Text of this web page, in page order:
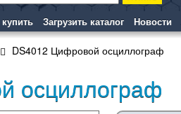
Загрузить каталог Новости
DS4012 Цифровой осциллограф
осциллограф